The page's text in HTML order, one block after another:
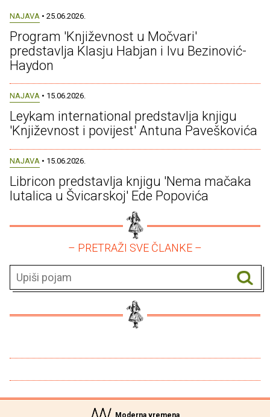
NAJAVA • 25.06.2026.
Program 'Književnost u Močvari'
predstavlja Klasju Habjan i Ivu Bezinović-
Haydon
NAJAVA • 15.06.2026.
Leykam international predstavlja knjigu
'Književnost i povijest' Antuna Paveškovića
NAJAVA • 15.06.2026.
Libricon predstavlja knjigu 'Nema mačaka
lutalica u Švicarskoj' Ede Popovića
– PRETRAŽI SVE ČLANKE –
Moderna vremena